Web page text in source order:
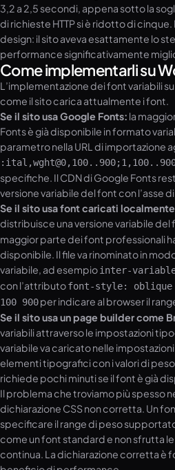
3,2 a 2,5 secondi, appena sotto la
di richieste HTTP si è ridotto di
design: il sito aveva esattamente lo
performance significativamente
Come implementarli su
L’implementazione dei font variabili
come il sito carica attualmente i font.
Se il sito usa Google Fonts: la
Fonts è già disponibile in formato
parametro nella URL di importazione
specifiche. Il CDN di Google Fonts
versione variabile del font con l’asse
Se il sito usa font caricati
distribuisce una versione variabile
maggior parte dei font professionali
disponibile. Il file va rinominato in
variabile, ad esempiointer-
con l’attributofont-style: oblique
100 900per indicare al browser il
Se il sito usa un page builder come
variabili attraverso le impostazioni
variabile va caricato nelle
elementi tipografici con i valori di
richiede pochi minuti se il font è già
Il problema che troviamo più spesso
dichiarazione CSS non corretta. Un
specificare il range di peso
come un font standard e non sfrutta
continua. La dichiarazione corretta è